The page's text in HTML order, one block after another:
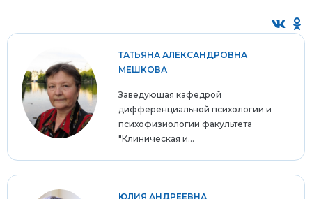
ТАТЬЯНА АЛЕКСАНДРОВНА
МЕШКОВА
Заведующая кафедрой
дифференциальной психологии и
психофизиологии факультета
"Клиническая и...
ЮЛИЯ АНДРЕЕВНА